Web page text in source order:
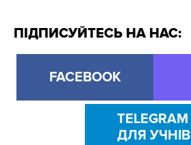
ПІДПИСУЙТЕСЬ НА НАС:
FACEBOOK
TELEGRAM
ДЛЯ УЧНІВ